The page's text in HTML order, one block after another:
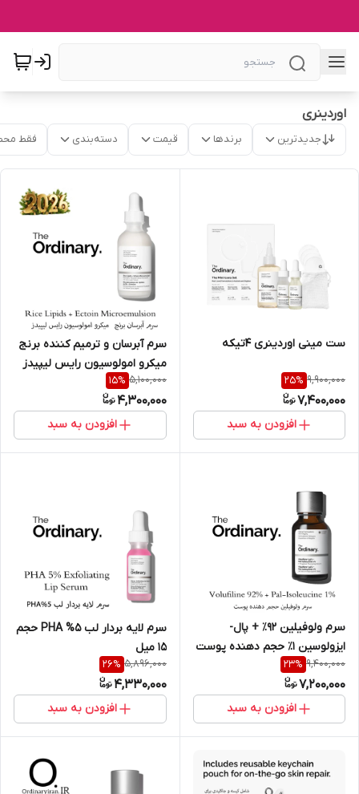
اوردینری
جدیدترین برندها قیمت دسته‌بندی فقط
ست مینی اوردینری 4تیکه
9,900,000
25%
7,400,000
افزودن به سبد
سرم آبرسان و ترمیم کننده برنج
میکرو امولوسیون رایس لیپیدز
+ اکتوئین اوردینری
5,100,000
15%
4,300,000
افزودن به سبد
سرم ولوفیلین ۹۲٪ + پال-
ایزولوسین ۱٪ حجم دهنده پوست
9,400,000
23%
7,200,000
افزودن به سبد
سرم لایه بردار لب 5% PHA حجم
15 میل
5,896,000
26%
4,330,000
افزودن به سبد